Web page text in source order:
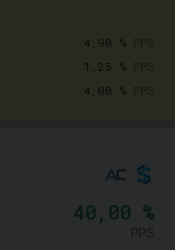
4,90 %
1,25 %
4,00 %
40,00 %